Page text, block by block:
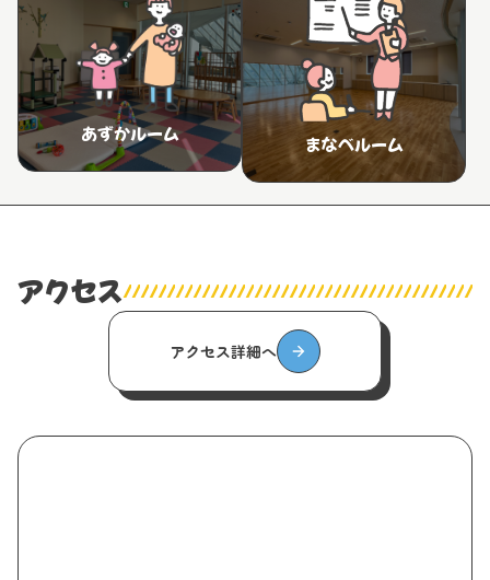
あずかルーム まなべルーム
アクセス
アクセス詳細へ